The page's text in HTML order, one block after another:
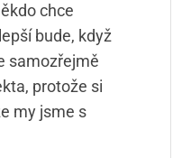
chce
bude, když
samozřejmě
protože si
my jsme s